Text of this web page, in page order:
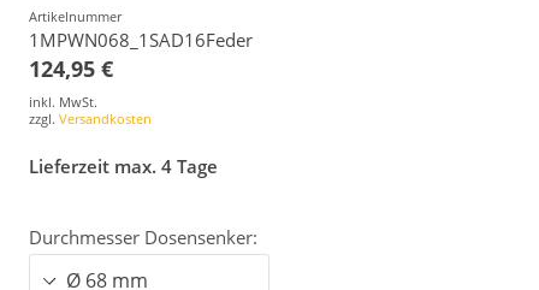
Artikelnummer
1MPWN068_1SAD16Feder
124,95 €
inkl. MwSt.
zzgl. Versandkosten
Lieferzeit max. 4 Tage
Durchmesser Dosensenker: